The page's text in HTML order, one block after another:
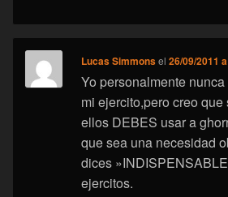
Lucas Simmonsel26/09/2011
Yo personalmente
mi ejercito,pero creo
ellos DEBES usar a
que sea una necesidad
dices
ejercitos.